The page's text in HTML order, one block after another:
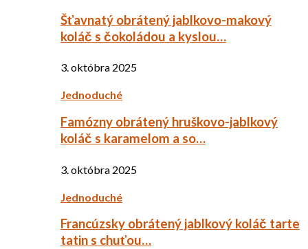
Šťavnatý obrátený jablkovo-makový
koláč s čokoládou a kyslou…
3. októbra 2025
Jednoduché
Famózny obrátený hruškovo-jablkový
koláč s karamelom a so…
3. októbra 2025
Jednoduché
Francúzsky obrátený jablkový koláč tarte
tatin s chuťou…